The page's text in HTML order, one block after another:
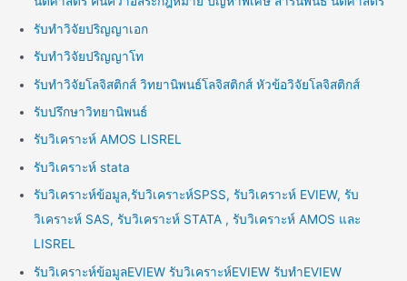
รับทำวิจัยปริญญาเอก
รับทำวิจัยปริญญาโท
รับทำวิจัยโลจิสติกส์ วิทยานิพนธ์โลจิสติกส์ หัวข้อวิจัยโลจิสติกส์
รับปรึกษาวิทยานิพนธ์
รับวิเคราะห์ AMOS LISREL
รับวิเคราะห์ stata
รับวิเคราะห์ข้อมูล,รับวิเคราะห์SPSS, รับวิเคราะห์ EVIEW, รับ
วิเคราะห์ SAS, รับวิเคราะห์ STATA , รับวิเคราะห์ AMOS และ
LISREL
รับวิเคราะห์ข้อมูลEVIEW รับวิเคราะห์EVIEW รับทำEVIEW